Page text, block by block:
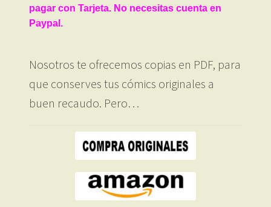
pagar con Tarjeta. No necesitas cuenta en
Paypal.
Nosotros te ofrecemos copias en PDF, para
que conserves tus cómics originales a
buen recaudo. Pero…